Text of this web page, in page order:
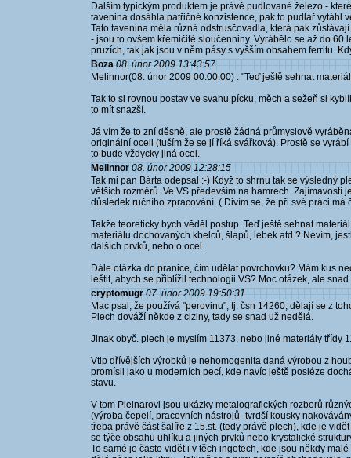
Dalším typickým produktem je právě pudlované železo -
tavenina dosáhla patřičné konzistence, pak to pudlař vytáhl
Tato tavenina měla různá odstrusčovadla, která pak
- jsou to ovšem křemičité sloučenniny. Vyrábělo se až do 60
pruzích, tak jak jsou v něm pásy s vyšším obsahem ferritu.
Boza 08. únor 2009 13:43:57
Melinnor(08. únor 2009 00:00:00) : "Teď ještě sehnat
Tak to si rovnou postav ve svahu pícku, měch a sežeň si
to mít snazší.
Já vím že to zní děsně, ale prostě žádná průmyslově
originální oceli (tuším že se jí říká svářková). Prostě se
to bude vždycky jiná ocel.
Melinnor 08. únor 2009 12:28:15
Tak mi pan Bárta odepsal :-) Když to shrnu tak se výsledný
větších rozměrů. Ve VS především na hamrech. Zajímavostí
důsledek ručního zpracování. ( Divím se, že při své práci má
Takže teoreticky bych věděl postup. Teď ještě sehnat
materiálu dochovaných kbelců, šlapů, lebek atd.? Nevím,
dalších prvků, nebo o ocel.
Dále otázka do pranice, čím udělat povrchovku? Mám kus
leštit, abych se přiblížil technologii VS? Moc otázek, ale
cryptomugr 07. únor 2009 19:50:31
Mac psal, že používá "perovinu", tj. čsn 14260, dělají se z
Plech dováží někde z ciziny, tady se snad už nedělá.
Jinak obyč. plech je myslím 11373, nebo jiné materiály třídy
Vtip dřívějších výrobků je nehomogenita daná výrobou z
promísil jako u moderních pecí, kde navíc ještě posléze
stavu.
V tom Pleinarovi jsou ukázky metalografických rozborů
(výroba čepelí, pracovních nástrojů- tvrdší kousky
třeba právě část šalíře z 15.st. (tedy právě plech), kde je
se týče obsahu uhlíku a jiných prvků nebo krystalické
To samé je často vidět i v těch ingotech, kde jsou někdy